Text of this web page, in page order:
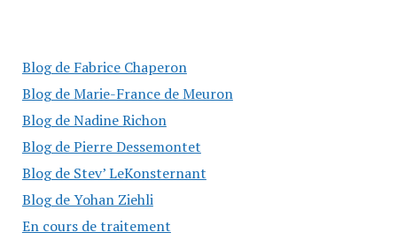
Blog de Fabrice Chaperon
Blog de Marie-France de Meuron
Blog de Nadine Richon
Blog de Pierre Dessemontet
Blog de Stev’ LeKonsternant
Blog de Yohan Ziehli
En cours de traitement